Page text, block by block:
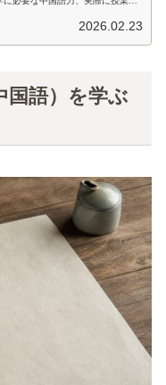
2026.02.23
国語）を学ぶ